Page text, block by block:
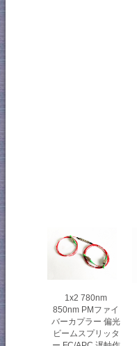
1x2 780nm
850nm PMファイ
バーカプラー 偏光
ビームスプリッタ